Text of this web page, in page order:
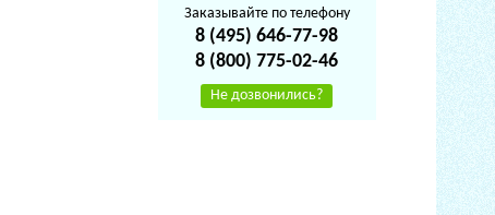
Заказывайте по телефону
8 (495) 646-77-98
8 (800) 775-02-46
Не дозвонились?